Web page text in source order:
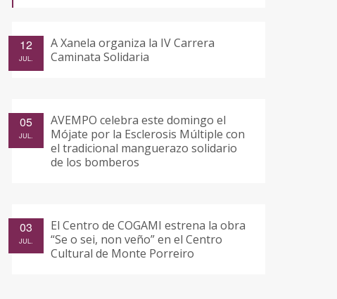
A Xanela organiza la IV Carrera
Caminata Solidaria
12
JUL.
AVEMPO celebra este domingo el
Mójate por la Esclerosis Múltiple con
el tradicional manguerazo solidario
de los bomberos
05
JUL.
El Centro de COGAMI estrena la obra
“Se o sei, non veño” en el Centro
Cultural de Monte Porreiro
03
JUL.